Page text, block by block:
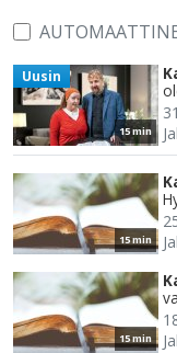
15 min
Uusin
15 min
15 min